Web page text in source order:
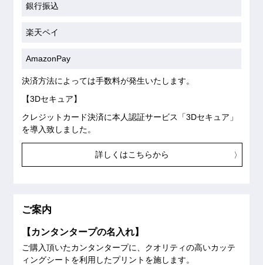
銀行振込
楽天ペイ
AmazonPay
決済方法によっては手数料が発生いたします。
【3Dセキュア】
クレジットカード決済に本人認証サービス「3Dセキュア」
を導入致しました。
詳しくはこちらから
ご案内
【カンタンタープの名入れ】
ご購入頂いたカンタンタープに、クオリティの高いカッテ
ィングシートを利用したプリントを施します。